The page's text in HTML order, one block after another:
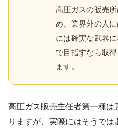
高圧ガスの販売
め、業界外の人
には確実な武器
で目指すなら取
ます。
高圧ガス販売主任者第一種
りますが、実際にはそうで